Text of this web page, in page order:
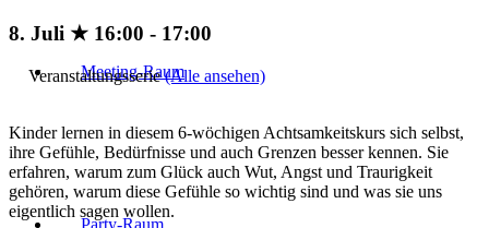
Meeting-Raum
Party-Raum
8. Juli ★ 16:00 - 17:00
Veranstaltungsserie(Alle ansehen)
Kinder lernen in diesem 6-wöchigen Achtsamkeitskurs sich selbst,
ihre Gefühle, Bedürfnisse und auch Grenzen besser kennen. Sie
erfahren, warum zum Glück auch Wut, Angst und Traurigkeit
gehören, warum diese Gefühle so wichtig sind und was sie uns
eigentlich sagen wollen.